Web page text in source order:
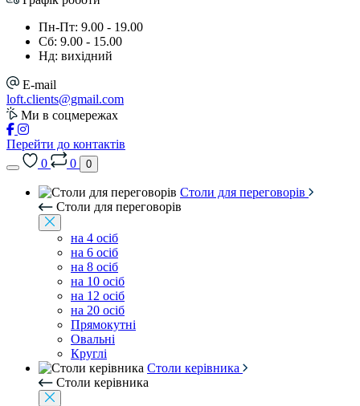
Пн-Пт: 9.00 - 19.00
Сб: 9.00 - 15.00
Нд: вихідний
E-mail
loft.clients@gmail.com
Ми в соцмережах
Перейти до контактів
0
0 0
Столи для переговорів
Столи для переговорів
на 4 осіб
на 6 осіб
на 8 осіб
на 10 осіб
на 12 осіб
на 20 осіб
Прямокутні
Овальні
Круглі
Столи керівника
Столи керівника